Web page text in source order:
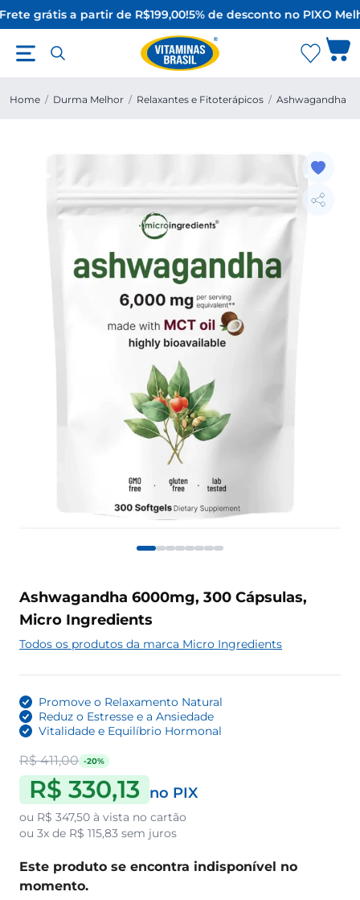
grátis a partir de R$199,00!5% de desconto no PIXO
Home / Durma Melhor / Relaxantes e Fitoterápicos / Ashwagandha
Ashwagandha 6000mg, 300 Cápsulas,
Micro Ingredients
Todos os produtos da marca Micro Ingredients
Promove o Relaxamento Natural
Reduz o Estresse e a Ansiedade
Vitalidade e Equilíbrio Hormonal
R$ 411,00 -20%
R$ 330,13 no PIX
ou R$ 347,50 à vista no cartão
ou 3x de R$ 115,83 sem juros
Este produto se encontra indisponível no
momento.